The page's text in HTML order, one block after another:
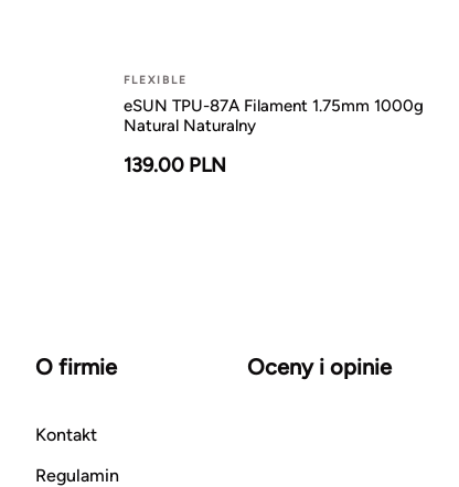
FLEXIBLE
eSUN TPU-87A Filament 1.75mm 1000g
Natural Naturalny
139.00 PLN
O firmie
Kontakt
Regulamin
Oceny i opinie